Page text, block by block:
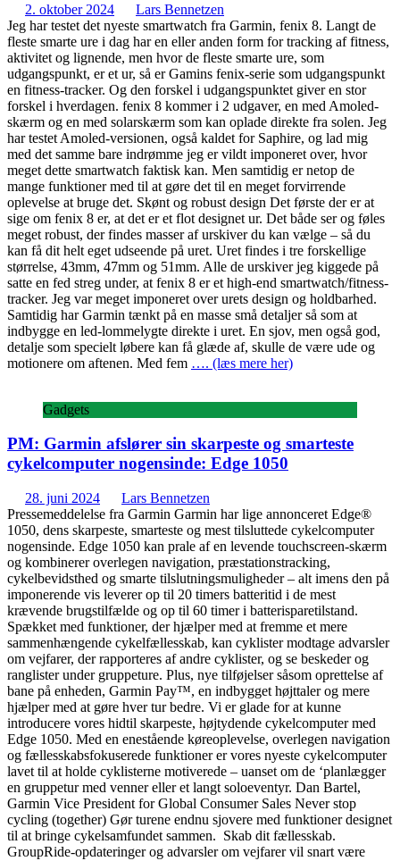
2. oktober 2024
Lars Bennetzen
Jeg har testet det nyeste smartwatch fra Garmin, fenix 8. Langt de
fleste smarte ure i dag har en eller anden form for tracking af fitness,
aktivitet og lignende, men hvor de fleste smarte ure, som
udgangspunkt, er et ur, så er Gamins fenix-serie som udgangspunkt
en fitness-tracker. Og den forskel i udgangspunktet giver en stor
forskel i hverdagen. fenix 8 kommer i 2 udgaver, en med Amoled-
skærm og en med solarskærm som kan oplade direkte fra solen. Jeg
har testet Amoled-versionen, også kaldet for Saphire, og lad mig
med det samme bare indrømme jeg er vildt imponeret over, hvor
meget dette smartwatch faktisk kan. Men samtidig er netop de
mange funktioner med til at gøre det til en meget forvirrende
oplevelse at bruge det. Skønt og robust design Det første der er at
sige om fenix 8 er, at det er et flot designet ur. Det både ser og føles
meget robust, der findes masser af urskiver du kan vælge – så du
kan få dit helt eget udseende på uret. Uret findes i tre forskellige
størrelse, 43mm, 47mm og 51mm. Alle de urskiver jeg kiggede på
satte en fed streg under, at fenix 8 er et high-end smartwatch/fitness-
tracker. Jeg var meget imponeret over urets design og holdbarhed.
Samtidig har Garmin tænkt på en masse små detaljer så som at
indbygge en led-lommelygte direkte i uret. En sjov, men også god,
detalje som specielt løbere kan få glæde af, skulle de være ude og
motionere om aftenen. Med fem …. (læs mere her)
Gadgets
PM: Garmin afslører sin skarpeste og smarteste
cykelcomputer nogensinde: Edge 1050
28. juni 2024
Lars Bennetzen
Pressemeddelelse fra Garmin Garmin har lige annonceret Edge®
1050, dens skarpeste, smarteste og mest tilsluttede cykelcomputer
nogensinde. Edge 1050 kan prale af en levende touchscreen-skærm
og kombinerer overlegen navigation, præstationstracking,
cykelbevidsthed og smarte tilslutningsmuligheder – alt imens den på
imponerende vis leverer op til 20 timers batteritid i de mest
krævende brugstilfælde og op til 60 timer i batterisparetilstand.
Spækket med funktioner, der hjælper med at fremme et mere
sammenhængende cykelfællesskab, kan cyklister modtage advarsler
om vejfarer, der rapporteres af andre cyklister, og se beskeder og
ranglister under gruppeture. Plus, nye tilføjelser såsom oprettelse af
bane på enheden, Garmin Pay™, en indbygget højttaler og mere
hjælper med at gøre hver tur bedre. Vi er glade for at kunne
introducere vores hidtil skarpeste, højtydende cykelcomputer med
Edge 1050. Med en enestående køreoplevelse, overlegen navigation
og fællesskabsfokuserede funktioner er vores nyeste cykelcomputer
lavet til at holde cyklisterne motiverede – uanset om de ‘planlægger
en gruppetur med venner eller et langt soloeventyr. Dan Bartel,
Garmin Vice President for Global Consumer Sales Never stop
cycling (together) Gør turene endnu sjovere med funktioner designet
til at bringe cykelsamfundet sammen. Skab dit fællesskab.
GroupRide-opdateringer og advarsler om vejfarer vil snart være